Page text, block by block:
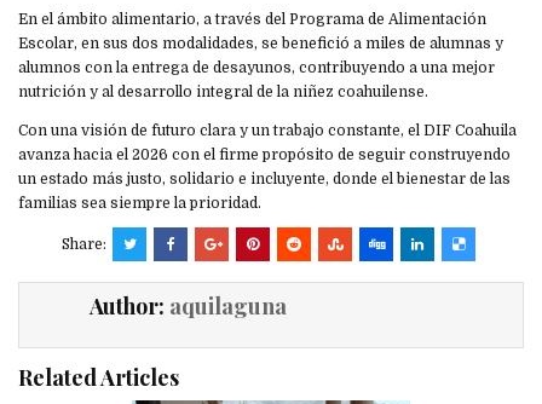
En el ámbito alimentario, a través del Programa de Alimentación
Escolar, en sus dos modalidades, se benefició a miles de alumnas y
alumnos con la entrega de desayunos, contribuyendo a una mejor
nutrición y al desarrollo integral de la niñez coahuilense.
Con una visión de futuro clara y un trabajo constante, el DIF Coahuila
avanza hacia el 2026 con el firme propósito de seguir construyendo
un estado más justo, solidario e incluyente, donde el bienestar de las
familias sea siempre la prioridad.
Share:
Author: aquilaguna
Related Articles